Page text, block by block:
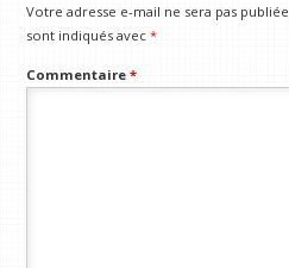
Votre adresse e-mail ne sera pas publiée.
sont indiqués avec*
Commentaire*